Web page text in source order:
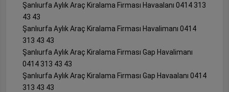
Şanlıurfa Aylık Araç Kiralama Firması Havaalanı 0414 313
43 43
Şanlıurfa Aylık Araç Kiralama Firması Havalimanı 0414
313 43 43
Şanlıurfa Aylık Araç Kiralama Firması Gap Havalimanı
0414 313 43 43
Şanlıurfa Aylık Araç Kiralama Firması Gap Havaalanı 0414
313 43 43